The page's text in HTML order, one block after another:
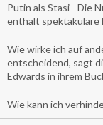
Putin als Stasi - Die
enthält spektakuläre
Wie wirke ich auf
entscheidend, sagt
Edwards in ihrem
Wie kann ich